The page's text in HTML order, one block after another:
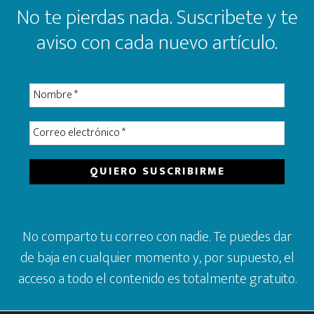
No te pierdas nada. Suscribete y te
aviso con cada nuevo artículo.
No comparto tu correo con nadie. Te puedes dar
de baja en cualquier momento y, por supuesto, el
acceso a todo el contenido es totalmente gratuito.